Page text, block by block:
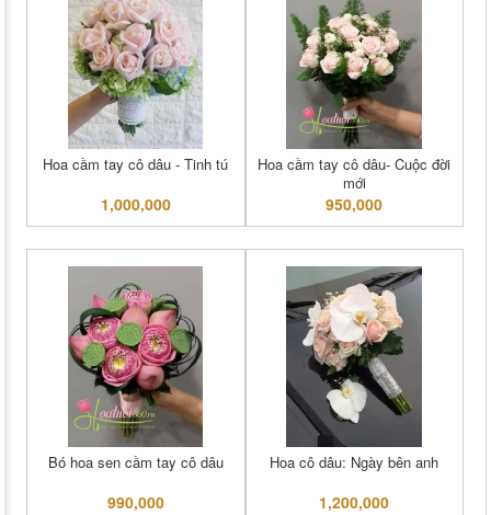
Hoa cầm tay cô dâu - Tinh tú
1,000,000
Hoa cầm tay cô dâu- Cuộc đời
mới
950,000
Bó hoa sen cầm tay cô dâu
990,000
Hoa cô dâu: Ngày bên anh
1,200,000